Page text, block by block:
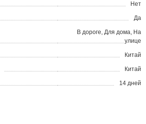
Нет
Да
В дороге, Для дома, На
улице
Китай
Китай
14 дней